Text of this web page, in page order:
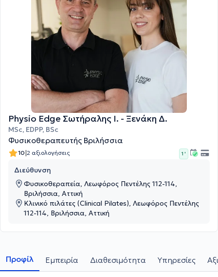
Physio Edge Σωτήραλης Ι. - Ξενάκη Δ.
MSc, EDPP, BSc
Φυσικοθεραπευτής Βριλήσσια
10|2 αξιολογήσεις 1 '
Διεύθυνση
Φυσικοθεραπεία, Λεωφόρος Πεντέλης 112-114,
Βριλήσσια, Αττική
Κλινικό πιλάτες (Clinical Pilates), Λεωφόρος Πεντέλης
112-114, Βριλήσσια, Αττική
Προφίλ Εμπειρία Διαθεσιμότητα Υπηρεσίες